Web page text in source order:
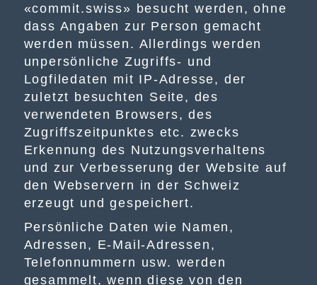
«commit.swiss» besucht werden, ohne
dass Angaben zur Person gemacht
werden müssen. Allerdings werden
unpersönliche Zugriffs- und
Logfiledaten mit IP-Adresse, der
zuletzt besuchten Seite, des
verwendeten Browsers, des
Zugriffszeitpunktes etc. zwecks
Erkennung des Nutzungsverhaltens
und zur Verbesserung der Website auf
den Webservern in der Schweiz
erzeugt und gespeichert.
Persönliche Daten wie Namen,
Adressen, E-Mail-Adressen,
Telefonnummern usw. werden
gesammelt, wenn diese von den